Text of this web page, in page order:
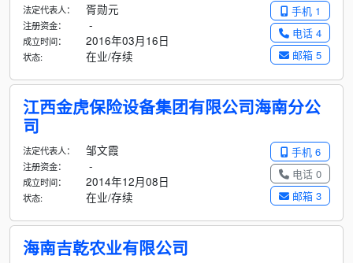
手机 1
电话 4
邮箱 5
法定代表人： 胥勋元
注册资金： -
成立时间： 2016年03月16日
状态: 在业/存续
江西金虎保险设备集团有限公司海南分公
司
手机 6
电话 0
邮箱 3
法定代表人： 邹文霞
注册资金： -
成立时间： 2014年12月08日
状态: 在业/存续
海南吉乾农业有限公司